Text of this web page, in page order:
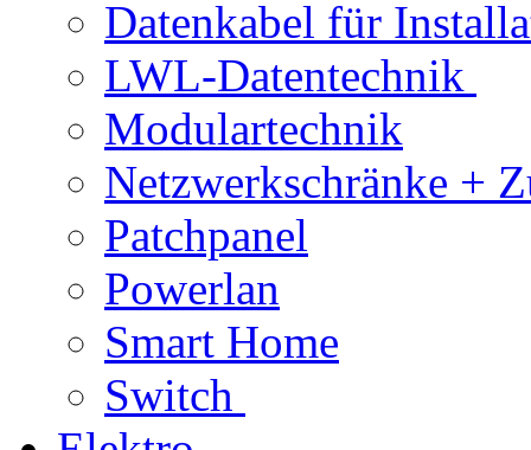
Datenkabel für
LWL-Datentechnik
Modulartechnik
Netzwerkschränke +
Patchpanel
Powerlan
Smart Home
Switch